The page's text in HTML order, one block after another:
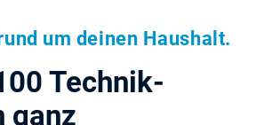
um deinen Haushalt.
Technik-
ganz